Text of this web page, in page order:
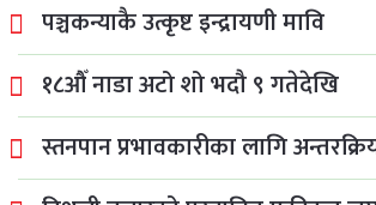
पञ्चकन्याकै उत्कृष्ट इन्द्रायणी मावि
१८औँ नाडा अटो शो भदौ ९ गतेदेखि
स्तनपान प्रभावकारीका लागि